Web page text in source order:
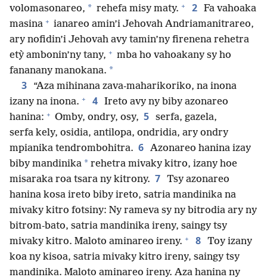
volomasonareo, * rehefa misy maty. + 2 Fa vahoaka
masina + ianareo amin’i Jehovah Andriamanitrareo,
ary nofidin’i Jehovah avy tamin’ny firenena rehetra
etỳ ambonin’ny tany, + mba ho vahoakany sy ho
fananany manokana. *
3
“Aza mihinana zava-maharikoriko, na inona
izany na inona. + 4 Ireto avy ny biby azonareo
hanina: + Omby, ondry, osy, 5 serfa, gazela,
serfa kely, osidia, antilopa, ondridia, ary ondry
mpianika tendrombohitra. 6 Azonareo hanina izay
biby mandinika * rehetra mivaky kitro, izany hoe
misaraka roa tsara ny kitrony. 7 Tsy azonareo
hanina kosa ireto biby ireto, satria mandinika na
mivaky kitro fotsiny: Ny rameva sy ny bitrodia ary ny
bitrom-bato, satria mandinika ireny, saingy tsy
mivaky kitro. Maloto aminareo ireny. + 8 Toy izany
koa ny kisoa, satria mivaky kitro ireny, saingy tsy
mandinika. Maloto aminareo ireny. Aza hanina ny